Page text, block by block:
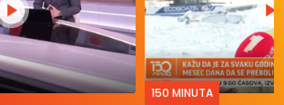
150 MINUTA